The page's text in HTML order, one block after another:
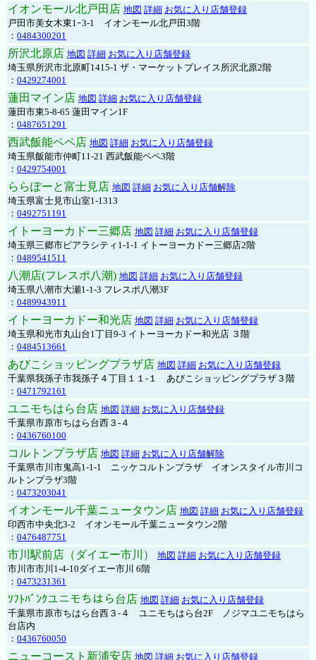
イオンモール北戸田店 地図 詳細 お気に入り店舗登録
戸田市美女木東1ｰ3‐1 イオンモール北戸田3階
： 0484300201
所沢北原店 地図 詳細 お気に入り店舗登録
埼玉県所沢市北原町1415-1 ザ・マーケットプレイス所沢北原2階
： 0429274001
蓮田マイン店 地図 詳細 お気に入り店舗登録
蓮田市東5-8-65 蓮田マイン1F
： 0487651291
西武飯能ペペ店 地図 詳細 お気に入り店舗登録
埼玉県飯能市仲町11-21 西武飯能ペペ3階
： 0429754001
ららぽーと富士見店 地図 詳細 お気に入り店舗解除
埼玉県富士見市山室1-1313
： 0492751191
イトーヨーカドー三郷店 地図 詳細 お気に入り店舗登録
埼玉県三郷市ピアラシティ1-1-1 イトーヨーカドー三郷店2階
： 0489541511
八潮店(フレスポ八潮) 地図 詳細 お気に入り店舗登録
埼玉県八潮市大瀬1-1-3 フレスポ八潮3F
： 0489943911
イトーヨーカドー和光店 地図 詳細 お気に入り店舗登録
埼玉県和光市丸山台1丁目9-3 イトーヨーカドー和光店 ３階
： 0484513661
あびこショッピングプラザ店 地図 詳細 お気に入り店舗登録
千葉県我孫子市我孫子４丁目１１-１ あびこショッピングプラザ３階
： 0471792161
ユニモちはら台店 地図 詳細 お気に入り店舗登録
千葉県市原市ちはら台西３-４
： 0436760100
コルトンプラザ店 地図 詳細 お気に入り店舗解除
千葉県市川市鬼高1-1-1 ニッケコルトンプラザ イオンスタイル市川コ
ルトンプラザ3階
： 0473203041
イオンモール千葉ニュータウン店 地図 詳細 お気に入り店舗登録
印西市中央北3-2 イオンモール千葉ニュータウン2階
： 0476487751
市川駅前店（ダイエー市川） 地図 詳細 お気に入り店舗登録
市川市市川1-4-10ダイエー市川 6階
： 0473231361
ｿﾌﾄﾊﾞﾝｸユニモちはら台店 地図 詳細 お気に入り店舗登録
千葉県市原市ちはら台西３-４ ユニモちはら台2F ノジマユニモちはら
台店内
： 0436760050
ニューコースト新浦安店 地図 詳細 お気に入り店舗登録